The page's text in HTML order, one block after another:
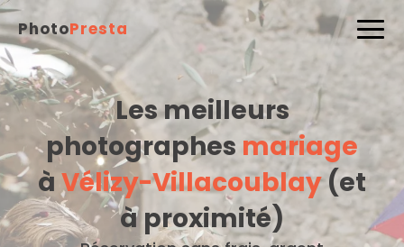
PhotoPresta
Les meilleurs
photographes mariage
à Vélizy-Villacoublay(et
à proximité)